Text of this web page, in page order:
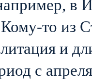
в
то из
и
с